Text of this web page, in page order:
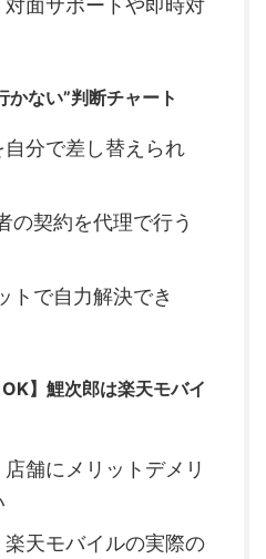
対面サポートや即時対
かない”判断チャート
分で差し替えられ
の契約を代理で行う
トで自力解決でき
】鯉次郎は楽天モバイ
舗にメリットデメリ
楽天モバイルの実際の